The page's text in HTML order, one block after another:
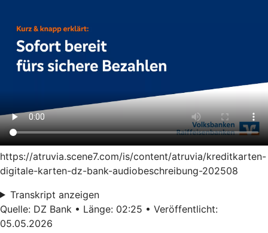
https://atruvia.scene7.com/is/content/atruvia/kreditkarten-
digitale-karten-dz-bank-audiobeschreibung-202508
Transkript anzeigen
Quelle: DZ Bank • Länge: 02:25 • Veröffentlicht:
05.05.2026